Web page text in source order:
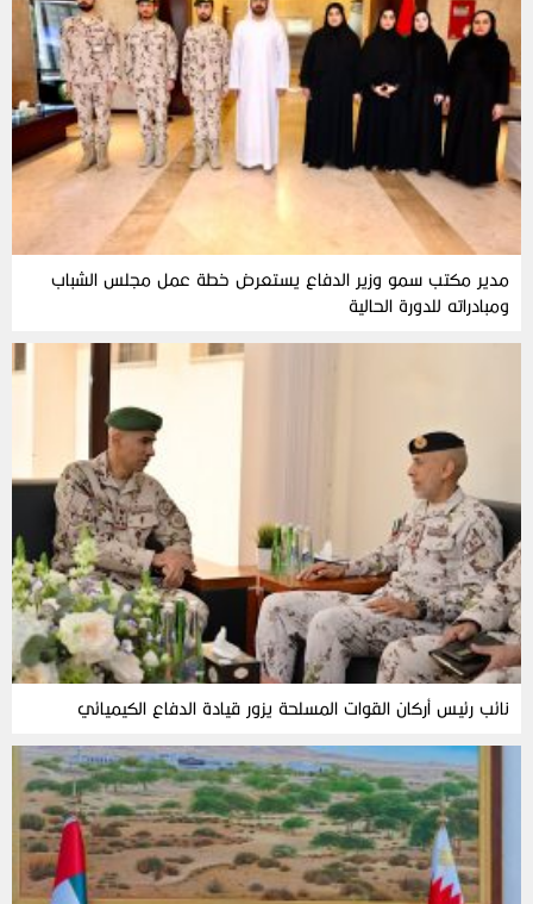
مدير مكتب سمو وزير الدفاع يستعرض خطة عمل مجلس الشباب
ومبادراته للدورة الحالية
نائب رئيس أركان القوات المسلحة يزور قيادة الدفاع الكيميائي